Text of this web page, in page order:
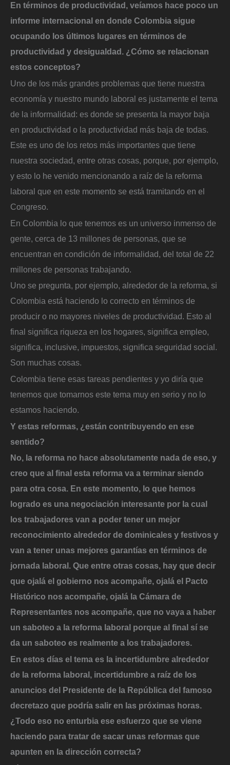
En términos de productividad, veíamos hace poco un
informe internacional en donde Colombia sigue
ocupando los últimos lugares en términos de
productividad y desigualdad. ¿Cómo se relacionan
estos conceptos?
Uno de los más grandes problemas que tiene nuestra
economía y nuestro mundo laboral es justamente el tema
de la informalidad: es donde se presenta la mayor baja
en productividad o la productividad más baja de todas.
Este es uno de los retos más importantes que tiene
nuestra sociedad, entre otras cosas, porque, por ejemplo,
y esto lo he venido mencionando a raíz de la reforma
laboral que en este momento se está tramitando en el
Congreso.
En Colombia lo que tenemos es un universo inmenso de
gente, cerca de 13 millones de personas, que se
encuentran en condición de informalidad, del total de 22
millones de personas trabajando.
Uno se pregunta, por ejemplo, alrededor de la reforma, si
Colombia está haciendo lo correcto en términos de
producir o no mayores niveles de productividad. Esto al
final significa riqueza en los hogares, significa empleo,
significa, inclusive, impuestos, significa seguridad social.
Son muchas cosas.
Colombia tiene esas tareas pendientes y yo diría que
tenemos que tomarnos este tema muy en serio y no lo
estamos haciendo.
Y estas reformas, ¿están contribuyendo en ese
sentido?
No, la reforma no hace absolutamente nada de eso, y
creo que al final esta reforma va a terminar siendo
para otra cosa. En este momento, lo que hemos
logrado es una negociación interesante por la cual
los trabajadores van a poder tener un mejor
reconocimiento alrededor de dominicales y festivos y
van a tener unas mejores garantías en términos de
jornada laboral. Que entre otras cosas, hay que decir
que ojalá el gobierno nos acompañe, ojalá el Pacto
Histórico nos acompañe, ojalá la Cámara de
Representantes nos acompañe, que no vaya a haber
un saboteo a la reforma laboral porque al final sí se
da un saboteo es realmente a los trabajadores.
En estos días el tema es la incertidumbre alrededor
de la reforma laboral, incertidumbre a raíz de los
anuncios del Presidente de la República del famoso
decretazo que podría salir en las próximas horas.
¿Todo eso no enturbia ese esfuerzo que se viene
haciendo para tratar de sacar unas reformas que
apunten en la dirección correcta?